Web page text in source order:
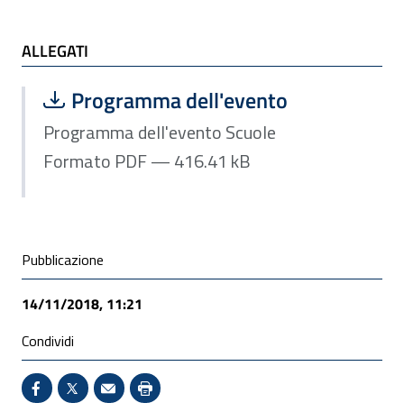
ALLEGATI
ALLEGATI
Scarica file:
Programma dell'evento
Formato PDF — Dimensione 416.41 kB
Programma dell'evento Scuole
Formato PDF — 416.41 kB
Condivisione social
Pubblicazione
14/11/2018, 11:21
Condividi
Condividi su Facebook - Sito esterno - Apertura in
X - Sito esterno - Apertura in nuova finestra
Invio Mail: apre il programma di posta
Stampa pagina: scelta meno